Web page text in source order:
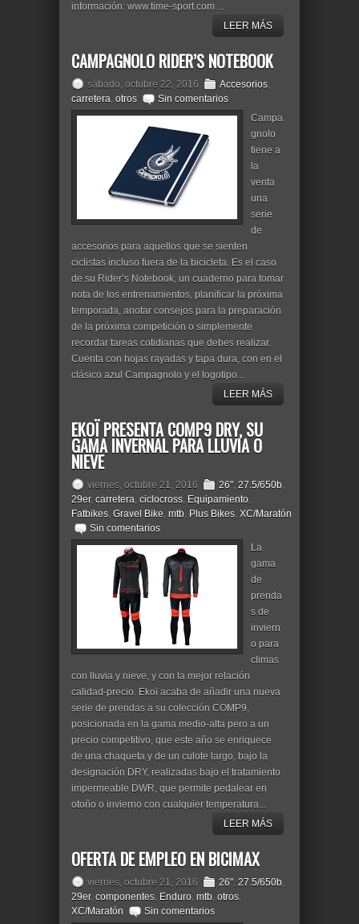
información: www.time-sport.com ...
LEER MÁS
CAMPAGNOLO RIDER’S NOTEBOOK
sábado, octubre 22, 2016 Accesorios,
carretera, otros
Sin comentarios
Campa
gnolo
tiene a
la
venta
una
serie
de
accesorios para aquellos que se sienten
ciclistas incluso fuera de la bicicleta. Es el caso
de su Rider’s Notebook, un cuaderno para tomar
nota de los entrenamientos, planificar la próxima
temporada, anotar consejos para la preparación
de la próxima competición o simplemente
recordar tareas cotidianas que debes realizar.
Cuenta con hojas rayadas y tapa dura, con en el
clásico azul Campagnolo y el logotipo...
LEER MÁS
EKOÏ PRESENTA COMP9 DRY, SU
GAMA INVERNAL PARA LLUVIA O
NIEVE
viernes, octubre 21, 2016 26", 27.5/650b,
29er, carretera, ciclocross, Equipamiento,
Fatbikes, Gravel Bike, mtb, Plus Bikes, XC/Maratón
Sin comentarios
La
gama
de
prenda
s de
inviern
o para
climas
con lluvia y nieve, y con la mejor relación
calidad-precio. Ekoï acaba de añadir una nueva
serie de prendas a su colección COMP9,
posicionada en la gama medio-alta pero a un
precio competitivo, que este año se enriquece
de una chaqueta y de un culote largo, bajo la
designación DRY, realizadas bajo el tratamiento
impermeable DWR, que permite pedalear en
otoño o invierno con cualquier temperatura...
LEER MÁS
OFERTA DE EMPLEO EN BICIMAX
viernes, octubre 21, 2016 26", 27.5/650b,
29er, componentes, Enduro, mtb, otros,
XC/Maratón
Sin comentarios